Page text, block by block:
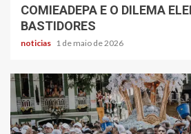
COMIEADEPA E O DILEMA
BASTIDORES
noticias 1 de maio de 2026